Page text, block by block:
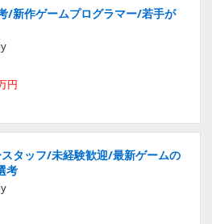
/新作ゲームプログラマー/若手が
円
タッフ/未経験歓迎/最新ゲームの
考